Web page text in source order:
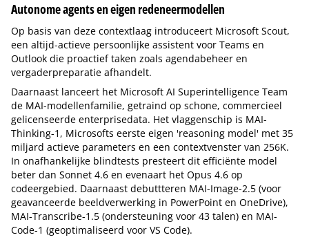
Autonome agents en eigen redeneermodellen
Op basis van deze contextlaag introduceert Microsoft Scout,
een altijd-actieve persoonlijke assistent voor Teams en
Outlook die proactief taken zoals agendabeheer en
vergaderpreparatie afhandelt.
Daarnaast lanceert het Microsoft AI Superintelligence Team
de MAI-modellenfamilie, getraind op schone, commercieel
gelicenseerde enterprisedata. Het vlaggenschip is MAI-
Thinking-1, Microsofts eerste eigen 'reasoning model' met 35
miljard actieve parameters en een contextvenster van 256K.
In onafhankelijke blindtests presteert dit efficiënte model
beter dan Sonnet 4.6 en evenaart het Opus 4.6 op
codeergebied. Daarnaast debuttteren MAI-Image-2.5 (voor
geavanceerde beeldverwerking in PowerPoint en OneDrive),
MAI-Transcribe-1.5 (ondersteuning voor 43 talen) en MAI-
Code-1 (geoptimaliseerd voor VS Code).